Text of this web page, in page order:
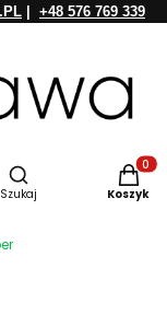
+48 576 769 339
Otwórz wyszukiwarkę
Szukaj Koszyk